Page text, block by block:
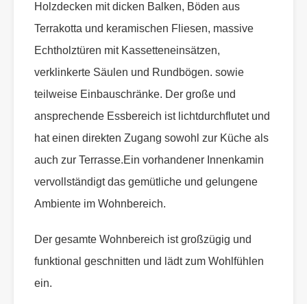
Holzdecken mit dicken Balken, Böden aus
Terrakotta und keramischen Fliesen, massive
Echtholztüren mit Kassetteneinsätzen,
verklinkerte Säulen und Rundbögen. sowie
teilweise Einbauschränke. Der große und
ansprechende Essbereich ist lichtdurchflutet und
hat einen direkten Zugang sowohl zur Küche als
auch zur Terrasse.Ein vorhandener Innenkamin
vervollständigt das gemütliche und gelungene
Ambiente im Wohnbereich.
Der gesamte Wohnbereich ist großzügig und
funktional geschnitten und lädt zum Wohlfühlen
ein.